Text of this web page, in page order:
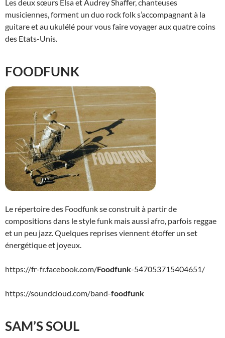
Les deux sœurs Elsa et Audrey Shaffer, chanteuses
musiciennes, forment un duo rock folk s’accompagnant à la
guitare et au ukulélé pour vous faire voyager aux quatre coins
des Etats-Unis.
FOODFUNK
Le répertoire des Foodfunk se construit à partir de
compositions dans le style funk mais aussi afro, parfois reggae
et un peu jazz. Quelques reprises viennent étoffer un set
énergétique et joyeux.
https://fr-fr.facebook.com/Foodfunk-547053715404651/
https://soundcloud.com/band-foodfunk
SAM’S SOUL